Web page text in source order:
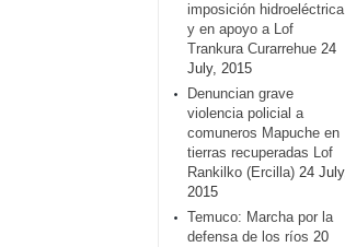
imposición hidroeléctrica
y en apoyo a Lof
Trankura Curarrehue 24
July, 2015
Denuncian grave
violencia policial a
comuneros Mapuche en
tierras recuperadas Lof
Rankilko (Ercilla) 24
2015
Temuco: Marcha por la
defensa de los ríos 20